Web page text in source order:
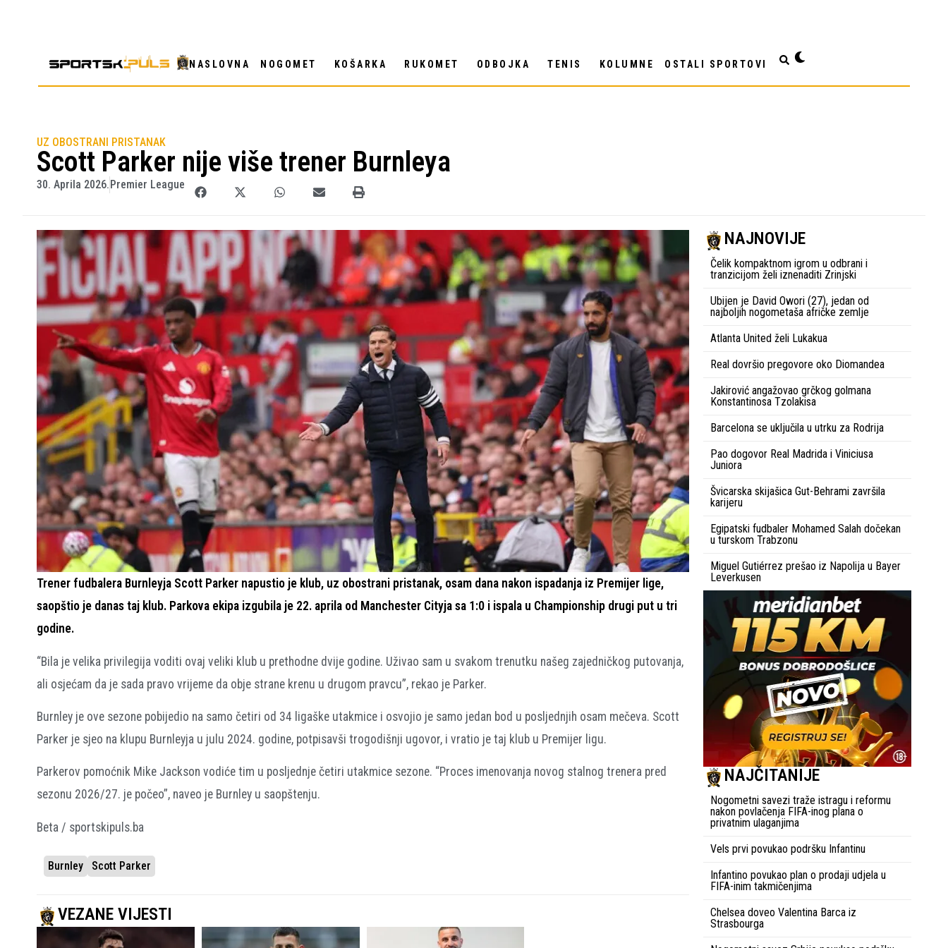
NASLOVNA NOGOMET KOŠARKA RUKOMET ODBOJKA TENIS KOLUMNE OSTALI SPORTOVI
UZ OBOSTRANI PRISTANAK
Scott Parker nije više trener Burnleya
30. Aprila 2026.Premier League
Trener fudbalera Burnleyja Scott Parker napustio je klub, uz obostrani pristanak, osam dana nakon ispadanja iz Premijer lige,
saopštio je danas taj klub. Parkova ekipa izgubila je 22. aprila od Manchester Cityja sa 1:0 i ispala u Championship drugi put u tri
godine.
“Bila je velika privilegija voditi ovaj veliki klub u prethodne dvije godine. Uživao sam u svakom trenutku našeg zajedničkog putovanja,
ali osjećam da je sada pravo vrijeme da obje strane krenu u drugom pravcu”, rekao je Parker.
Burnley je ove sezone pobijedio na samo četiri od 34 ligaške utakmice i osvojio je samo jedan bod u posljednjih osam mečeva. Scott
Parker je sjeo na klupu Burnleyja u julu 2024. godine, potpisavši trogodišnji ugovor, i vratio je taj klub u Premijer ligu.
Parkerov pomoćnik Mike Jackson vodiće tim u posljednje četiri utakmice sezone. “Proces imenovanja novog stalnog trenera pred
sezonu 2026/27. je počeo”, naveo je Burnley u saopštenju.
Beta / sportskipuls.ba
Burnley Scott Parker
VEZANE VIJESTI
NAJNOVIJE
Čelik kompaktnom igrom u odbrani i
tranzicijom želi iznenaditi Zrinjski
Ubijen je David Owori (27), jedan od
najboljih nogometaša afričke zemlje
Atlanta United želi Lukakua
Real dovršio pregovore oko Diomandea
Jakirović angažovao grčkog golmana
Konstantinosa Tzolakisa
Barcelona se uključila u utrku za Rodrija
Pao dogovor Real Madrida i Viniciusa
Juniora
Švicarska skijašica Gut-Behrami završila
karijeru
Egipatski fudbaler Mohamed Salah dočekan
u turskom Trabzonu
Miguel Gutiérrez prešao iz Napolija u Bayer
Leverkusen
NAJČITANIJE
Nogometni savezi traže istragu i reformu
nakon povlačenja FIFA-inog plana o
privatnim ulaganjima
Vels prvi povukao podršku Infantinu
Infantino povukao plan o prodaji udjela u
FIFA-inim takmičenjima
Chelsea doveo Valentina Barca iz
Strasbourga